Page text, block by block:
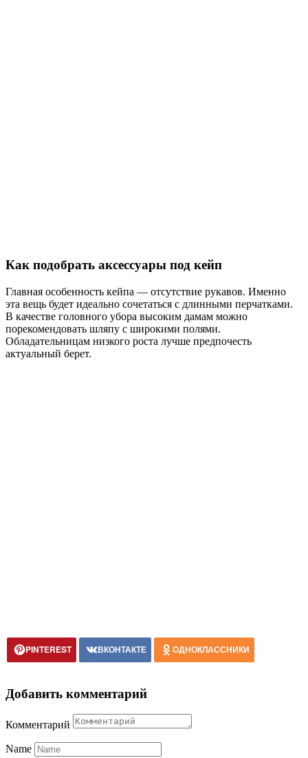
Как подобрать аксессуары под кейп
Главная особенность кейпа — отсутствие рукавов. Именно
эта вещь будет идеально сочетаться с длинными перчатками.
В качестве головного убора высоким дамам можно
порекомендовать шляпу с широкими полями.
Обладательницам низкого роста лучше предпочесть
актуальный берет.
PINTEREST ВКОНТАКТЕ ОДНОКЛАССНИКИ
Добавить комментарий
Комментарий
Name